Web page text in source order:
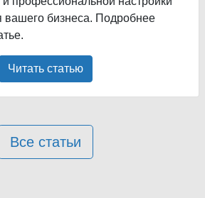
вашего бизнеса. Подробнее
Читать статью
Все статьи